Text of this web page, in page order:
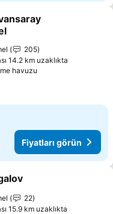
ekle
205
14.2 km uzaklıkta
havuzu
Fiyatları görün
ekle
22
15.9 km uzaklıkta